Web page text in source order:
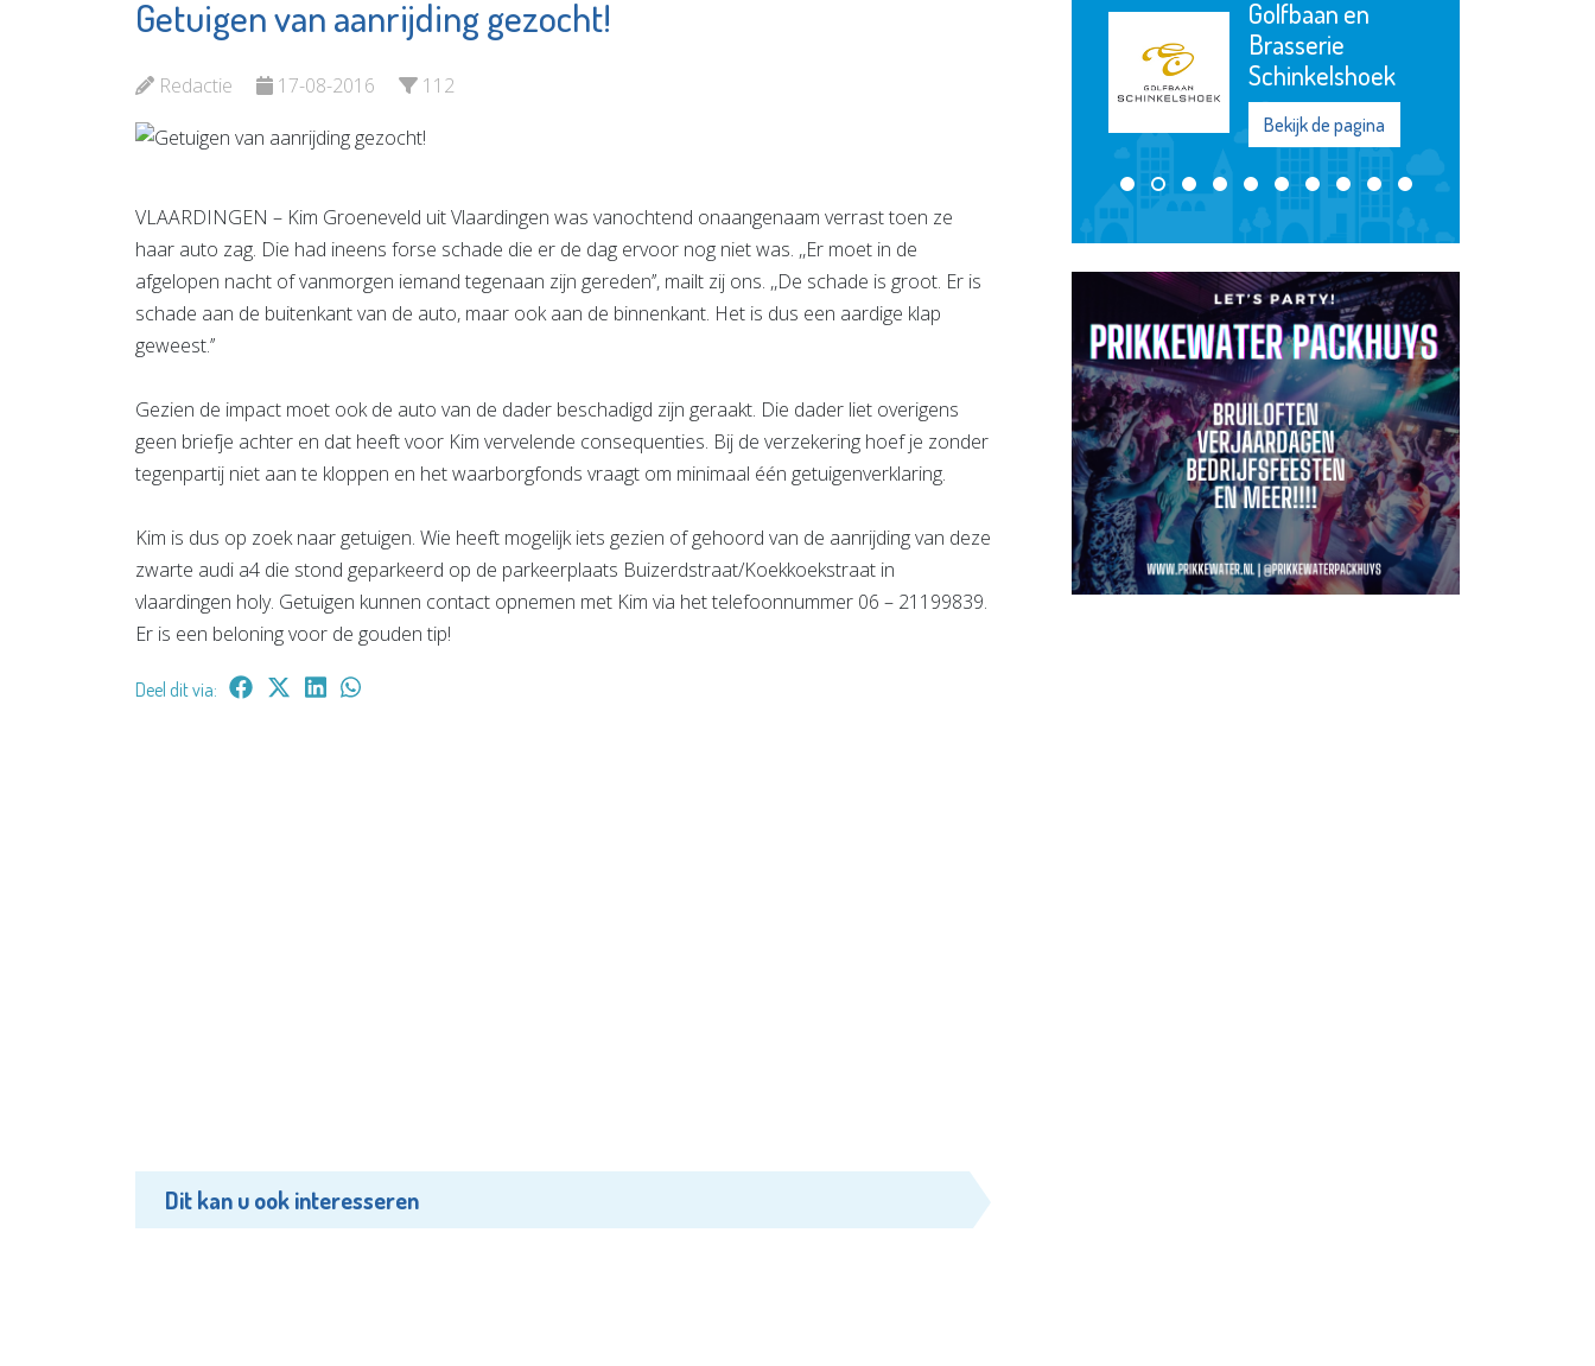
Getuigen van aanrijding gezocht!
Redactie 17-08-2016 112
VLAARDINGEN – Kim Groeneveld uit Vlaardingen was vanochtend onaangenaam verrast toen ze
haar auto zag. Die had ineens forse schade die er de dag ervoor nog niet was. ,,Er moet in de
afgelopen nacht of vanmorgen iemand tegenaan zijn gereden’’, mailt zij ons. ,,De schade is groot. Er is
schade aan de buitenkant van de auto, maar ook aan de binnenkant. Het is dus een aardige klap
geweest.’’
Gezien de impact moet ook de auto van de dader beschadigd zijn geraakt. Die dader liet overigens
geen briefje achter en dat heeft voor Kim vervelende consequenties. Bij de verzekering hoef je zonder
tegenpartij niet aan te kloppen en het waarborgfonds vraagt om minimaal één getuigenverklaring.
Kim is dus op zoek naar getuigen. Wie heeft mogelijk iets gezien of gehoord van de aanrijding van deze
zwarte audi a4 die stond geparkeerd op de parkeerplaats Buizerdstraat/Koekkoekstraat in
vlaardingen holy. Getuigen kunnen contact opnemen met Kim via het telefoonnummer 06 – 21199839.
Er is een beloning voor de gouden tip!
Deel dit via:
Dit kan u ook interesseren
Uitvaartbegeleiding
Bekijk de pagina
Podotherapie
Van Zanten
Golfbaan en
Brasserie
Schinkelshoek
Bekijk de pagina